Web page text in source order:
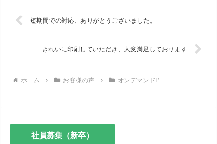
短期間での対応、ありがとうございました。
きれいに印刷していただき、大変満足しております
ホーム お客様の声 オンデマンドP
社員募集（新卒）